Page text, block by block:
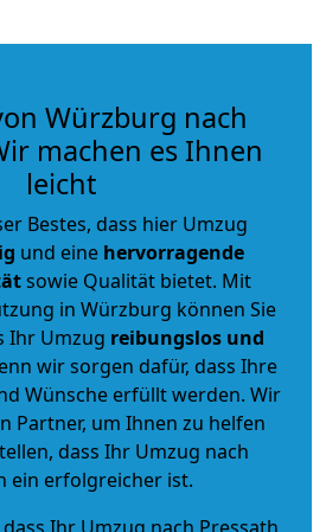
Würzburg nach
machen es Ihnen
leicht
Bestes, dass hier Umzug
und eine hervorragende
sowie Qualität bietet. Mit
in Würzburg können Sie
Ihr Umzug reibungslos und
wir sorgen dafür, dass Ihre
Wünsche erfüllt werden. Wir
Partner, um Ihnen zu helfen
dass Ihr Umzug nach
ein erfolgreicher ist.
Ihr Umzug nach Pressath